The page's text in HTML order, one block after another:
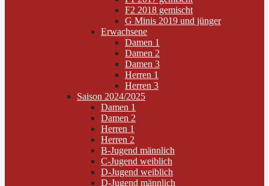
F2 2018 gemischt
G Minis 2019 und jünger
Erwachsene
Damen 1
Damen 2
Damen 3
Herren 1
Herren 3
Saison 2024/2025
Damen 1
Damen 2
Herren 1
Herren 2
B-Jugend männlich
C-Jugend weiblich
D-Jugend weiblich
D-Jugend männlich